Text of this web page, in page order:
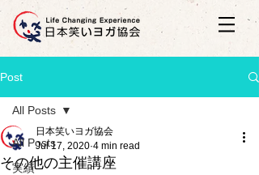
Post
All Posts
実績
All Posts
その他の主催講座
日本笑いヨガ協会
Jul 17, 2020 4 min read